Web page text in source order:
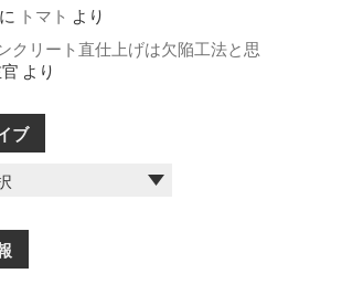
に トマト より
クリート直仕上げは欠陥工法と思
より
ブ